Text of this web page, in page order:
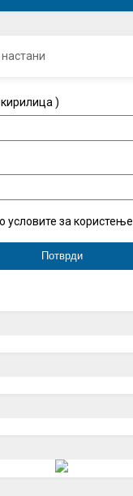
)
условите за користење